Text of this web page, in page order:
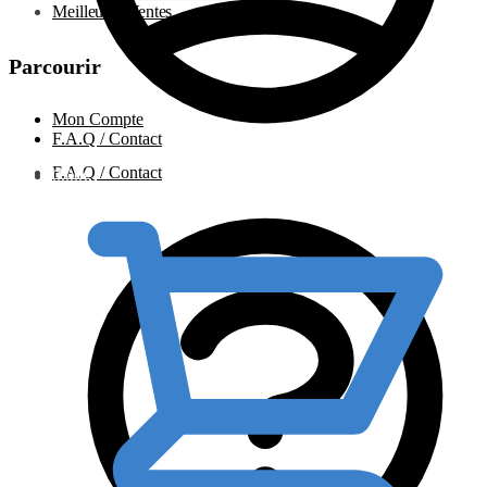
F.A.Q / Contact
Meilleures Ventes
Parcourir
Mon Compte
F.A.Q / Contact
0.00€